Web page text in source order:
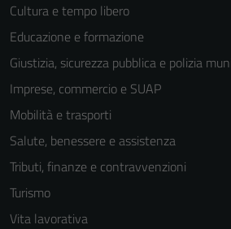
Cultura e tempo libero
Educazione e formazione
Giustizia, sicurezza pubblica e polizia
Imprese, commercio e SUAP
Mobilità e trasporti
Salute, benessere e assistenza
Tributi, finanze e contravvenzioni
Turismo
Vita lavorativa